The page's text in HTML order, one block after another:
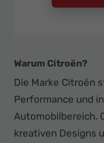
Warum Citroën?
Die Marke Citroën
Performance und
Automobilbereich.
kreativen Designs